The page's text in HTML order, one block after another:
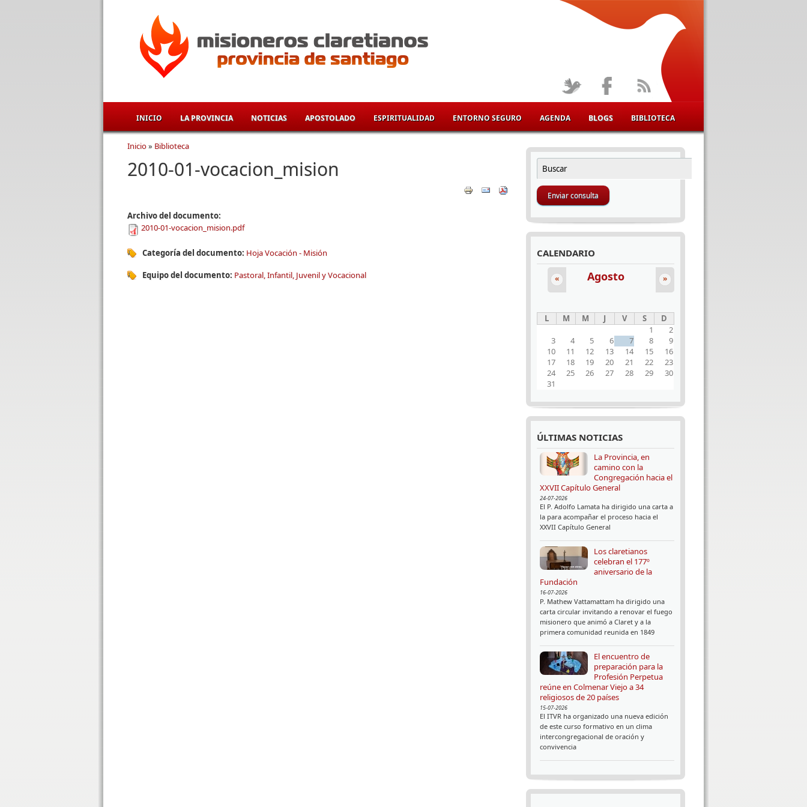
INICIO LA PROVINCIA NOTICIAS APOSTOLADO ESPIRITUALIDAD ENTORNO SEGURO AGENDA BLOGS BIBLIOTECA
Se encuentra usted aquí
Inicio» Biblioteca
2010-01-vocacion_mision
Archivo del documento:
2010-01-vocacion_mision.pdf
Categoría del documento: Hoja Vocación - Misión
Equipo del documento: Pastoral, Infantil, Juvenil y Vocacional
FORMULARIO DE BÚSQUEDA
Buscar
CALENDARIO
Agosto
« »
L M M J V S
D
1
2
3
4 5 6 7 8
9
10
11 12 13 14 15
16
17
18 19 20 21 22
23
24
25 26 27 28 29
30
31
ÚLTIMAS NOTICIAS
La Provincia, en
camino con la
Congregación hacia el
XXVII Capítulo General
24-07-2026
El P. Adolfo Lamata ha dirigido una carta a
la para acompañar el proceso hacia el
XXVII Capítulo General
Los claretianos
celebran el 177º
aniversario de la
Fundación
16-07-2026
P. Mathew Vattamattam ha dirigido una
carta circular invitando a renovar el fuego
misionero que animó a Claret y a la
primera comunidad reunida en 1849
El encuentro de
preparación para la
Profesión Perpetua
reúne en Colmenar Viejo a 34
religiosos de 20 países
15-07-2026
El ITVR ha organizado una nueva edición
de este curso formativo en un clima
intercongregacional de oración y
convivencia